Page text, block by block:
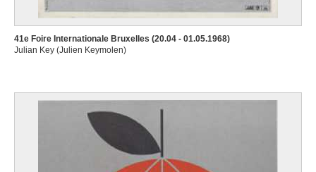
41e Foire Internationale Bruxelles (20.04 - 01.05.1968)
Julian Key (Julien Keymolen)